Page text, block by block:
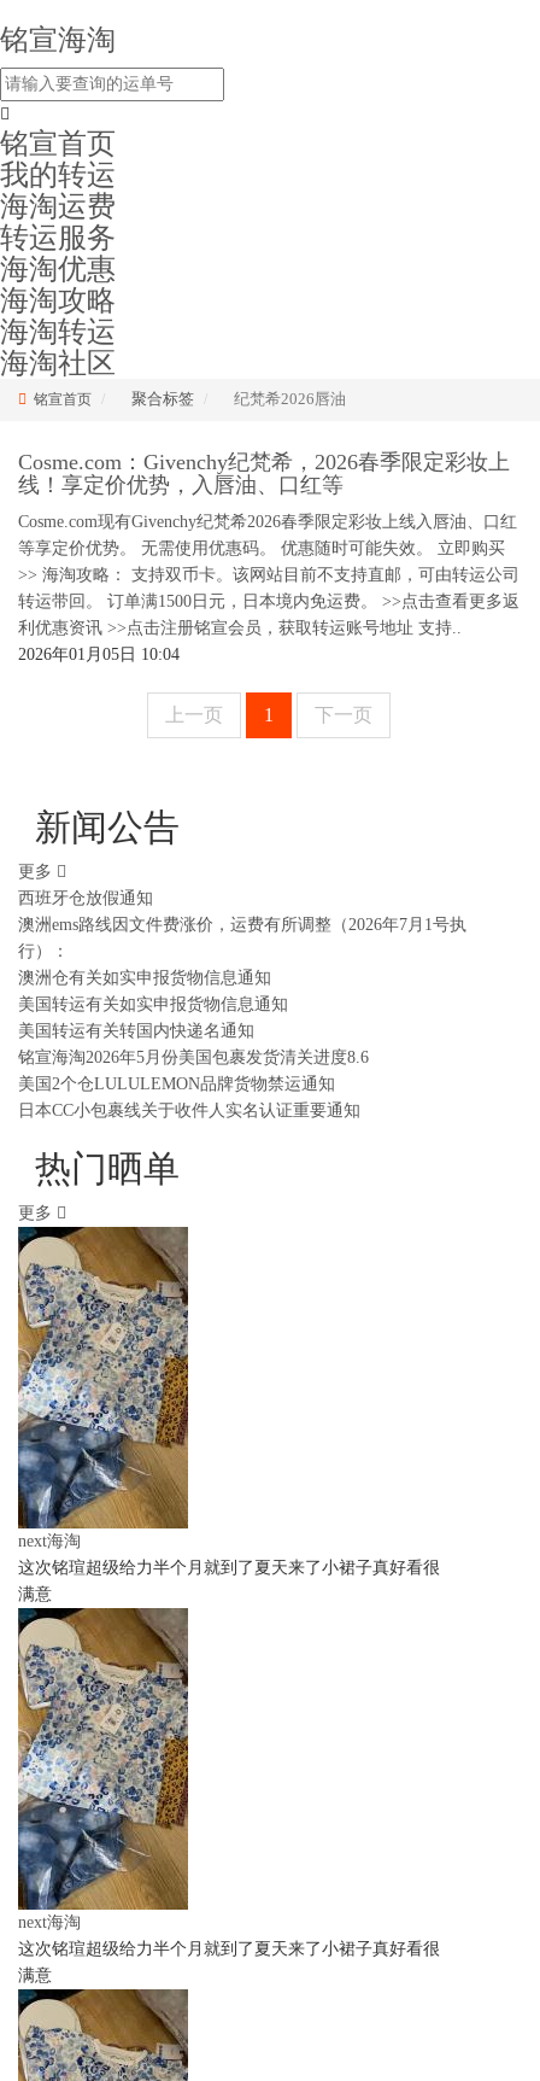
铭宣海淘
铭宣首页
我的转运
海淘运费
转运服务
海淘优惠
海淘攻略
海淘转运
海淘社区
铭宣首页 聚合标签 纪梵希2026唇油
Cosme.com：Givenchy纪梵希，2026春季限定彩妆上
线！享定价优势，入唇油、口红等
Cosme.com现有Givenchy纪梵希2026春季限定彩妆上线入唇油、口红
等享定价优势。 无需使用优惠码。 优惠随时可能失效。 立即购买
>> 海淘攻略： 支持双币卡。该网站目前不支持直邮，可由转运公司
转运带回。 订单满1500日元，日本境内免运费。 >>点击查看更多返
利优惠资讯 >>点击注册铭宣会员，获取转运账号地址 支持..
2026年01月05日 10:04
上一页 1 下一页
新闻公告
更多
西班牙仓放假通知
澳洲ems路线因文件费涨价，运费有所调整（2026年7月1号执
行）：
澳洲仓有关如实申报货物信息通知
美国转运有关如实申报货物信息通知
美国转运有关转国内快递名通知
铭宣海淘2026年5月份美国包裹发货清关进度8.6
美国2个仓LULULEMON品牌货物禁运通知
日本CC小包裹线关于收件人实名认证重要通知
热门晒单
更多
next海淘
这次铭瑄超级给力半个月就到了夏天来了小裙子真好看很
满意
next海淘
这次铭瑄超级给力半个月就到了夏天来了小裙子真好看很
满意